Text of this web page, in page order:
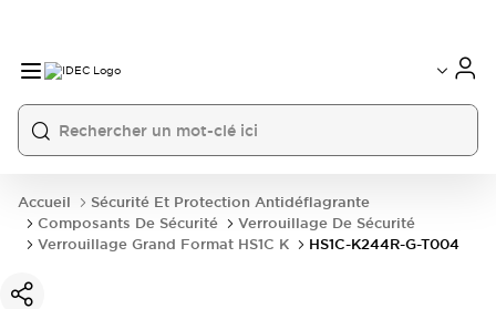
Accueil
Sécurité Et Protection Antidéflagrante
Composants De Sécurité
Verrouillage De Sécurité
Verrouillage Grand Format HS1C K
HS1C-K244R-G-T004